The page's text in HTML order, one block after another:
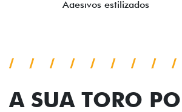
A SUA TORO POR